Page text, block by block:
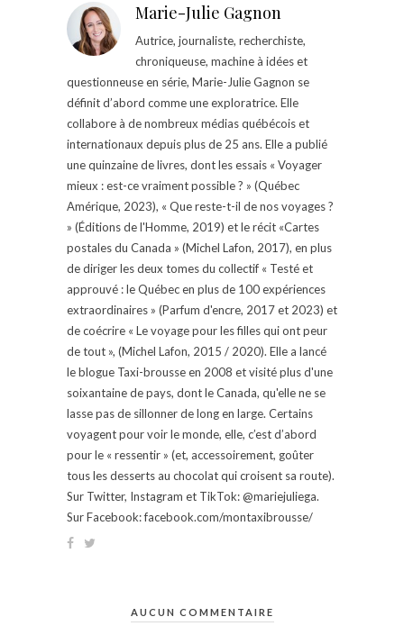
Marie-Julie Gagnon
Autrice, journaliste, recherchiste,
chroniqueuse, machine à idées et
questionneuse en série, Marie-Julie Gagnon se
définit d’abord comme une exploratrice. Elle
collabore à de nombreux médias québécois et
internationaux depuis plus de 25 ans. Elle a publié
une quinzaine de livres, dont les essais « Voyager
mieux : est-ce vraiment possible ? » (Québec
Amérique, 2023), « Que reste-t-il de nos voyages ?
» (Éditions de l'Homme, 2019) et le récit «Cartes
postales du Canada » (Michel Lafon, 2017), en plus
de diriger les deux tomes du collectif « Testé et
approuvé : le Québec en plus de 100 expériences
extraordinaires » (Parfum d'encre, 2017 et 2023) et
de coécrire « Le voyage pour les filles qui ont peur
de tout », (Michel Lafon, 2015 / 2020). Elle a lancé
le blogue Taxi-brousse en 2008 et visité plus d'une
soixantaine de pays, dont le Canada, qu'elle ne se
lasse pas de sillonner de long en large. Certains
voyagent pour voir le monde, elle, c’est d’abord
pour le « ressentir » (et, accessoirement, goûter
tous les desserts au chocolat qui croisent sa route).
Sur Twitter, Instagram et TikTok: @mariejuliega.
Sur Facebook: facebook.com/montaxibrousse/
AUCUN COMMENTAIRE